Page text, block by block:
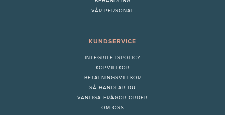
VÅR PERSONAL
KUNDSERVICE
INTEGRITETSPOLICY
KÖPVILLKOR
BETALNINGSVILLKOR
SÅ HANDLAR DU
VANLIGA FRÅGOR ORDER
OM OSS